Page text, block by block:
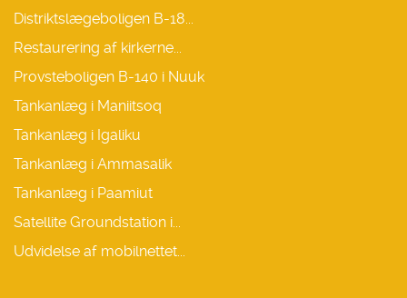
Distriktslægeboligen B-18...
Restaurering af kirkerne...
Provsteboligen B-140 i Nuuk
Tankanlæg i Maniitsoq
Tankanlæg i Igaliku
Tankanlæg i Ammasalik
Tankanlæg i Paamiut
Satellite Groundstation i...
Udvidelse af mobilnettet...